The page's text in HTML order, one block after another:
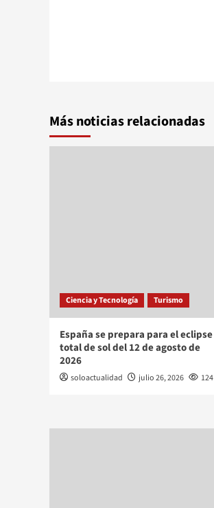
Más noticias relacionadas
Ciencia y Tecnología Turismo
España se prepara para el eclipse
total de sol del 12 de agosto de
2026
soloactualidad julio 26, 2026 124